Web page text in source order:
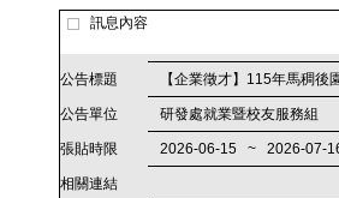
訊息內容
公告標題 【企業徵才】115年馬稠後
公告單位 研發處就業暨校友服務組
張貼時限 2026-06-15 ~ 2026-07-
相關連結